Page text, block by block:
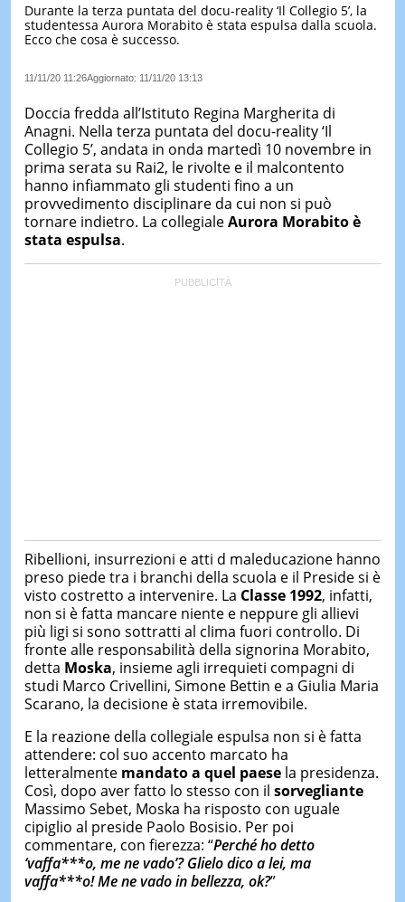
LE
IERI
Durante la terza puntata del docu-reality ‘Il Collegio 5’, la
studentessa Aurora Morabito è stata espulsa dalla scuola.
Ecco che cosa è successo.
11/11/20 11:26Aggiornato: 11/11/20 13:13
Doccia fredda all’Istituto Regina Margherita di
Anagni. Nella terza puntata del docu-reality ‘Il
Collegio 5’, andata in onda martedì 10 novembre in
prima serata su Rai2, le rivolte e il malcontento
hanno infiammato gli studenti fino a un
provvedimento disciplinare da cui non si può
tornare indietro. La collegialeAurora Morabito è
stata espulsa.
Ribellioni, insurrezioni e atti d maleducazione hanno
preso piede tra i branchi della scuola e il Preside si è
visto costretto a intervenire. La Classe 1992, infatti,
non si è fatta mancare niente e neppure gli allievi
più ligi si sono sottratti al clima fuori controllo. Di
fronte alle responsabilità della signorina Morabito,
detta Moska, insieme agli irrequieti compagni di
studi Marco Crivellini, Simone Bettin e a Giulia Maria
Scarano, la decisione è stata irremovibile.
E la reazione della collegiale espulsa non si è fatta
attendere: col suo accento marcato ha
letteralmente mandato a quel paesela presidenza.
Così, dopo aver fatto lo stesso con il sorvegliante
Massimo Sebet, Moska ha risposto con uguale
cipiglio al preside Paolo Bosisio. Per poi
commentare, con fierezza: “Perché ho detto
‘vaffa***o, me ne vado’? Glielo dico a lei, ma
vaffa***o! Me ne vado in bellezza, ok?”